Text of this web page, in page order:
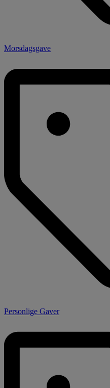
Morsdagsgave
Personlige Gaver